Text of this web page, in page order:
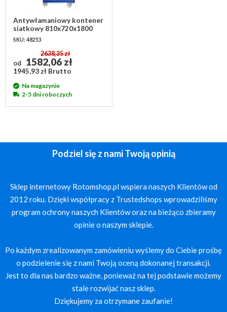
Antywłamaniowy kontener
siatkowy 810x720x1800
mm
SKU: 48253
od
2638,35 zł
1582,06 zł
1945,93 zł Brutto
Na magazynie
2-5 dni roboczych
Podziel się z nami Twoją opinią
Sklep internetowy Rotomshop.pl wspiera naszych Klientów od
2012 roku. Dzięki współpracy z Trustedshops wprowadziliśmy
program ochrony naszych Klientów oraz na bieżąco zbieramy
opinie o naszym sklepie.
Po każdym zrealizowanym zamówieniu wyślemy do Ciebie prośbę
o podzielenie się z nami Twoją oceną dokonanej transakcji.
Jest to dla nas bardzo ważne, ponieważ na tej podstawie możemy
stale rozwijać nasz sklep.
Dziękujemy za otrzymane zaufanie!